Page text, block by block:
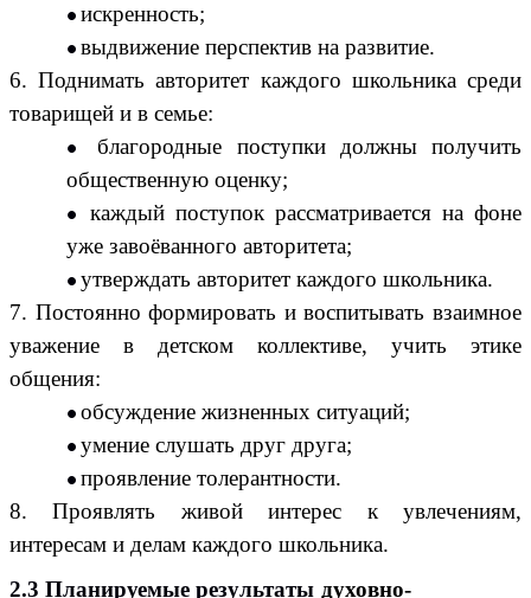
искренность;
выдвижение перспектив на развитие.
6. Поднимать авторитет каждого школьника среди
товарищей и в семье:
благородные поступки должны получить
общественную оценку;
каждый поступок рассматривается на фоне
уже завоёванного авторитета;
утверждать авторитет каждого школьника.
7. Постоянно формировать и воспитывать взаимное
уважение в детском коллективе, учить этике
общения:
обсуждение жизненных ситуаций;
умение слушать друг друга;
проявление толерантности.
8. Проявлять живой интерес к увлечениям,
интересам и делам каждого школьника.
2.3 Планируемые результаты духовно-